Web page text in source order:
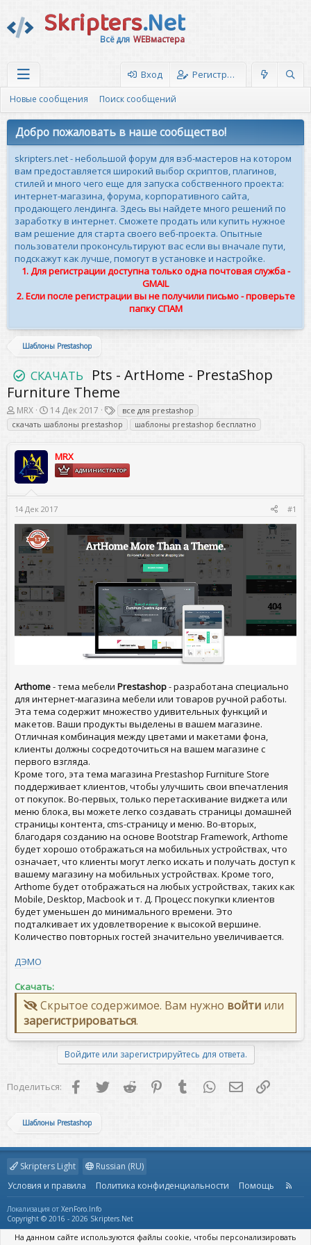
Skripters.Net
Всё для WEBмастера
Вход Регистрация
Новые сообщения Поиск сообщений
Добро пожаловать в наше сообщество!
skripters.net - небольшой форум для вэб-мастеров на котором
вам предоставляется широкий выбор скриптов, плагинов,
стилей и много чего еще для запуска собственного проекта:
интернет-магазина, форума, корпоративного сайта,
продающего лендинга. Здесь вы найдете много решений по
заработку в интернет. Сможете продать или купить нужное
вам решение для старта своего веб-проекта. Опытные
пользователи проконсультируют вас если вы вначале пути,
подскажут как лучше, помогут в установке и настройке.
1. Для регистрации доступна только одна почтовая служба -
GMAIL
2. Если после регистрации вы не получили письмо - проверьте
папку СПАМ
Шаблоны Prestashop
СКАЧАТЬ
Pts - ArtHome - PrestaShop
Furniture Theme
А
в
т
о
р
е
м
ы
MRX
Д
а
т
а
л
а
14 Дек 2017
Т
е
г
и
все для prestashop
скачать шаблоны prestashop
шаблоны prestashop бесплатно
MRX
АДМИНИСТРАТОР
14 Дек 2017 #1
Arthome- тема мебели Prestashop- разработана специально
для интернет-магазина мебели или товаров ручной работы.
Эта тема содержит множество удивительных функций и
макетов. Ваши продукты выделены в вашем магазине.
Отличная комбинация между цветами и макетами фона,
клиенты должны сосредоточиться на вашем магазине с
первого взгляда.
Кроме того, эта тема магазина Prestashop Furniture Store
поддерживает клиентов, чтобы улучшить свои впечатления
от покупок. Во-первых, только перетаскивание виджета или
меню блока, вы можете легко создавать страницы домашней
страницы контента, cms-страницу и меню. Во-вторых,
благодаря созданию на основе Bootstrap Framework, Arthome
будет хорошо отображаться на мобильных устройствах, что
означает, что клиенты могут легко искать и получать доступ к
вашему магазину на мобильных устройствах. Кроме того,
Arthome будет отображаться на любых устройствах, таких как
Mobile, Desktop, Macbook и т. Д. Процесс покупки клиентов
будет уменьшен до минимального времени. Это
подталкивает их удовлетворение к высокой вершине.
Количество повторных гостей значительно увеличивается.
ДЭМО
Скачать:
Скрытое содержимое. Вам нужно войти или
зарегистрироваться.
Войдите или зарегистрируйтесь для ответа.
Поделиться: FacebookTwitter Reddit PinterestTumblr WhatsAppЭлектронная
Шаблоны Prestashop
Skripters Light
Russian (RU)
Условия и правила
Политика конфиденциальности Помощь
R
Локализация от XenForo.Info
Copyright © 2016 - 2026 Skripters.Net
На данном сайте используются файлы cookie, чтобы персонализировать